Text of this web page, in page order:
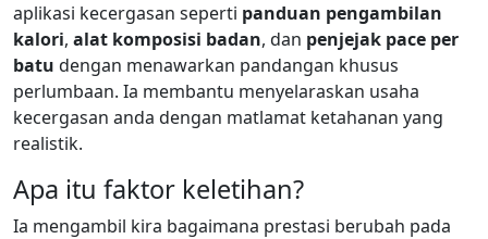
aplikasi kecergasan seperti panduan pengambilan
kalori, alat komposisi badan, dan penjejak pace per
batu dengan menawarkan pandangan khusus
perlumbaan. Ia membantu menyelaraskan usaha
kecergasan anda dengan matlamat ketahanan yang
realistik.
Apa itu faktor keletihan?
Ia mengambil kira bagaimana prestasi berubah pada